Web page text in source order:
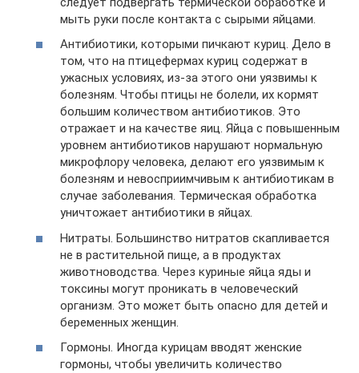
мыть руки после контакта с сырыми яйцами.
Антибиотики, которыми пичкают куриц. Дело в
том, что на птицефермах куриц содержат в
ужасных условиях, из-за этого они уязвимы к
болезням. Чтобы птицы не болели, их кормят
большим количеством антибиотиков. Это
отражает и на качестве яиц. Яйца с повышенным
уровнем антибиотиков нарушают нормальную
микрофлору человека, делают его уязвимым к
болезням и невосприимчивым к антибиотикам в
случае заболевания. Термическая обработка
уничтожает антибиотики в яйцах.
Нитраты. Большинство нитратов скапливается
не в растительной пище, а в продуктах
животноводства. Через куриные яйца яды и
токсины могут проникать в человеческий
организм. Это может быть опасно для детей и
беременных женщин.
Гормоны. Иногда курицам вводят женские
гормоны, чтобы увеличить количество